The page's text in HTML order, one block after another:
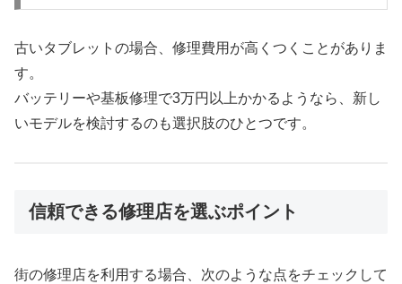
古いタブレットの場合、修理費用が高くつくことがありま
す。
バッテリーや基板修理で3万円以上かかるようなら、新し
いモデルを検討するのも選択肢のひとつです。
信頼できる修理店を選ぶポイント
街の修理店を利用する場合、次のような点をチェックして